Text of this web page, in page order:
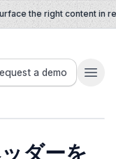
the right content in
a demo